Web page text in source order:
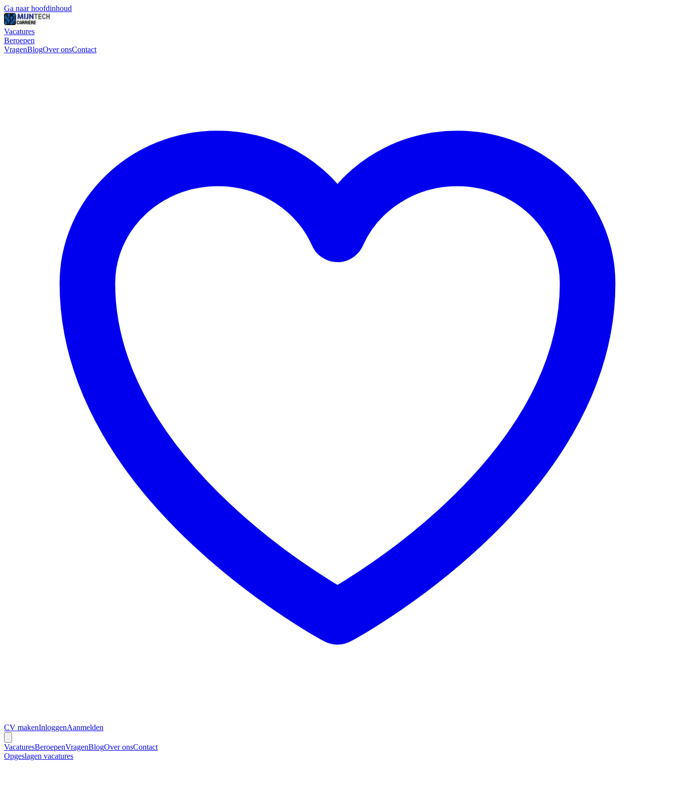
Ga naar hoofdinhoud
Vacatures
Beroepen
VragenBlogOver onsContact
CV makenInloggenAanmelden
VacaturesBeroepenVragenBlogOver onsContact
Opgeslagen vacatures